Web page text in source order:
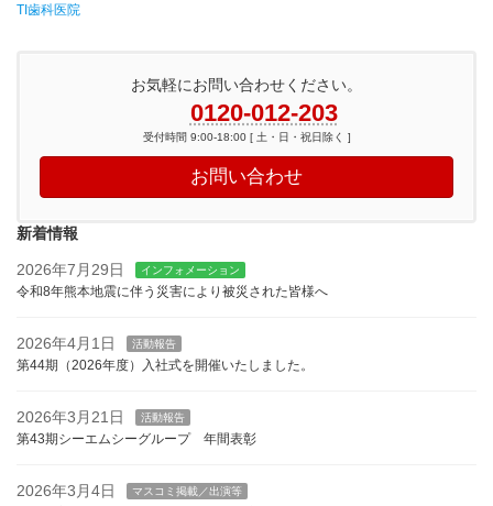
TI歯科医院
お気軽にお問い合わせください。
0120-012-203
受付時間 9:00-18:00 [ 土・日・祝日除く ]
お問い合わせ
新着情報
2026年7月29日 インフォメーション
令和8年熊本地震に伴う災害により被災された皆様へ
2026年4月1日 活動報告
第44期（2026年度）入社式を開催いたしました。
2026年3月21日 活動報告
第43期シーエムシーグループ 年間表彰
2026年3月4日 マスコミ掲載／出演等